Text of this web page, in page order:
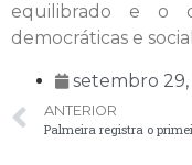
equilibrado e o
democráticas e
setembro
ANTERIOR